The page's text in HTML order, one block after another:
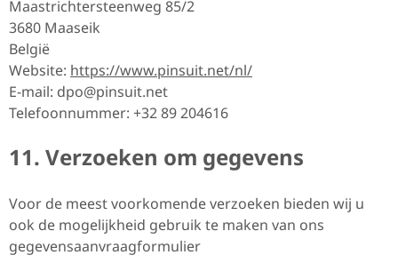
Maastrichtersteenweg 85/2
3680 Maaseik
België
Website: https://www.pinsuit.net/nl/
E-mail: dpo@pinsuit.net
Telefoonnummer: +32 89 204616
11. Verzoeken om gegevens
Voor de meest voorkomende verzoeken bieden wij u
ook de mogelijkheid gebruik te maken van ons
gegevensaanvraagformulier